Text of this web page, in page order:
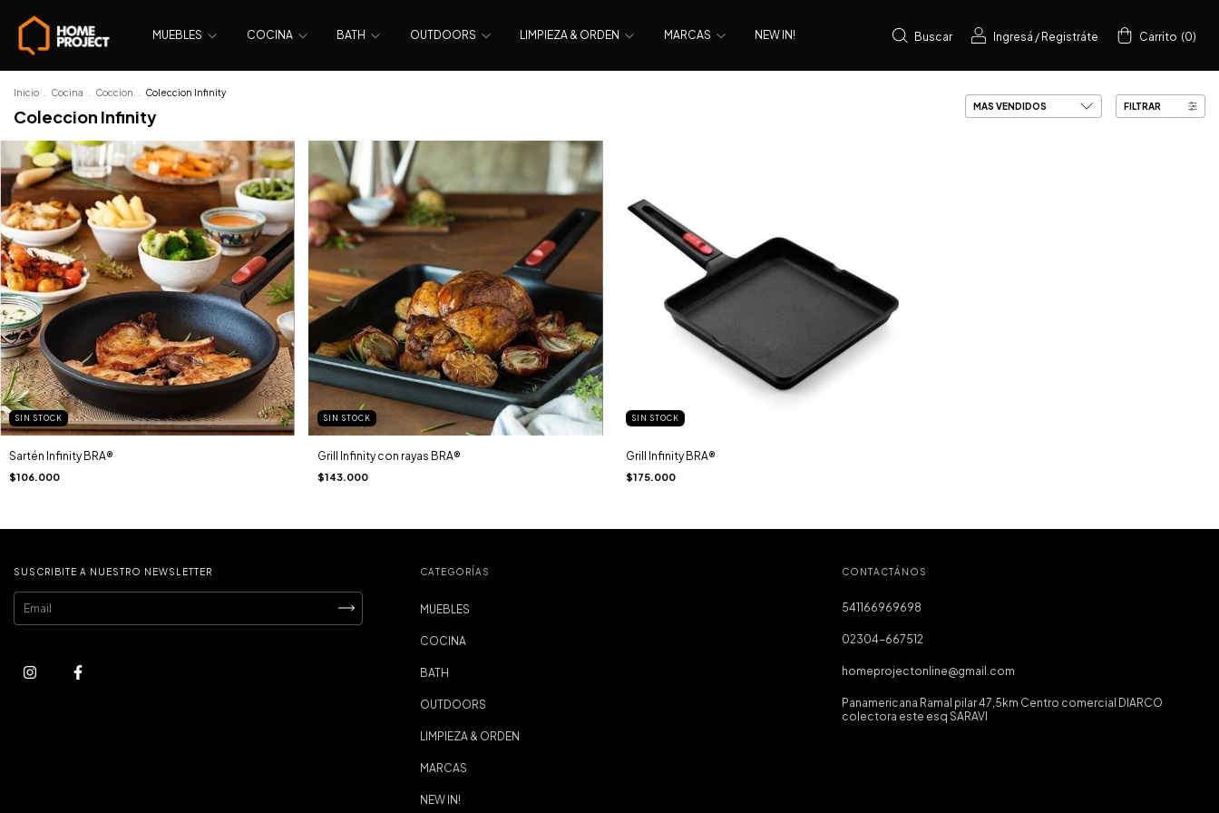
MUEBLES COCINA BATH OUTDOORS LIMPIEZA & ORDEN MARCAS NEW IN! Buscar Ingresá / Registráte Carrito (0)
Inicio Cocina Coccion Coleccion Infinity
Coleccion Infinity FILTRAR
SIN STOCK
Sartén Infinity BRA®
$106.000
SIN STOCK
Grill Infinity con rayas BRA®
$143.000
SIN STOCK
Grill Infinity BRA®
$175.000
SUSCRIBITE A NUESTRO NEWSLETTER CATEGORÍAS
MUEBLES
COCINA
BATH
OUTDOORS
LIMPIEZA & ORDEN
MARCAS
NEW IN!
CONTACTÁNOS
541166969698
02304-667512
homeprojectonline@gmail.com
Panamericana Ramal pilar 47,5km Centro comercial DIARCO
colectora este esq SARAVI